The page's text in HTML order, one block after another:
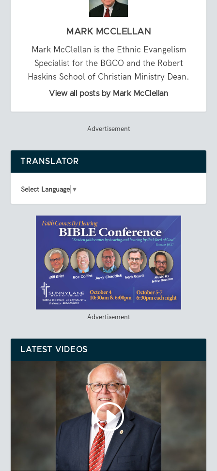
MARK MCCLELLAN
Mark McClellan is the Ethnic Evangelism
Specialist for the BGCO and the Robert
Haskins School of Christian Ministry Dean.
View all posts by Mark McClellan
Advertisement
TRANSLATOR
Select Language ▼
Advertisement
LATEST VIDEOS